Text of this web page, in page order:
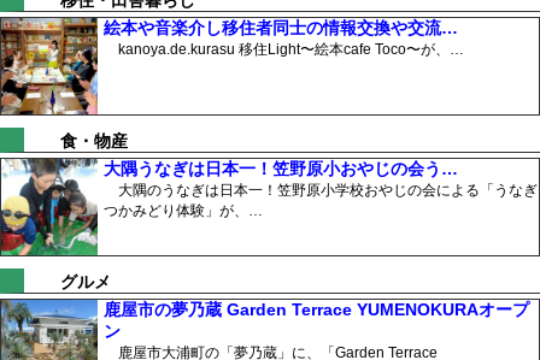
絵本や音楽介し移住者同士の情報交換や交流…
kanoya.de.kurasu 移住Light〜絵本cafe Toco〜が、…
食・物産
大隅うなぎは日本一！笠野原小おやじの会う…
大隅のうなぎは日本一！笠野原小学校おやじの会による「うなぎ
つかみどり体験」が、…
グルメ
鹿屋市の夢乃蔵 Garden Terrace YUMENOKURAオープ
ン
鹿屋市大浦町の「夢乃蔵」に、「Garden Terrace